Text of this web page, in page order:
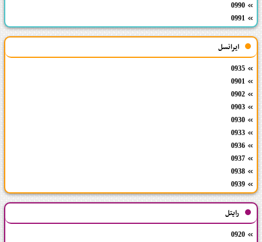
0990
0991
ایرانسل
0935
0901
0902
0903
0930
0933
0936
0937
0938
0939
رایتل
0920